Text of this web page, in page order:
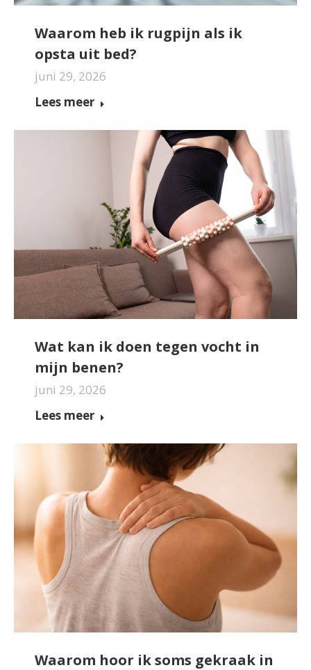
Waarom heb ik rugpijn als ik
opsta uit bed?
juni 29, 2026
Lees meer
Wat kan ik doen tegen vocht in
mijn benen?
juni 29, 2026
Lees meer
Waarom hoor ik soms gekraak in